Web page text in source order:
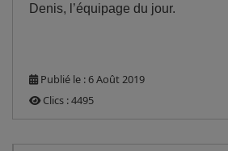
Denis, l’équipage du jour.
Publié le : 6 Août 2019
Clics : 4495